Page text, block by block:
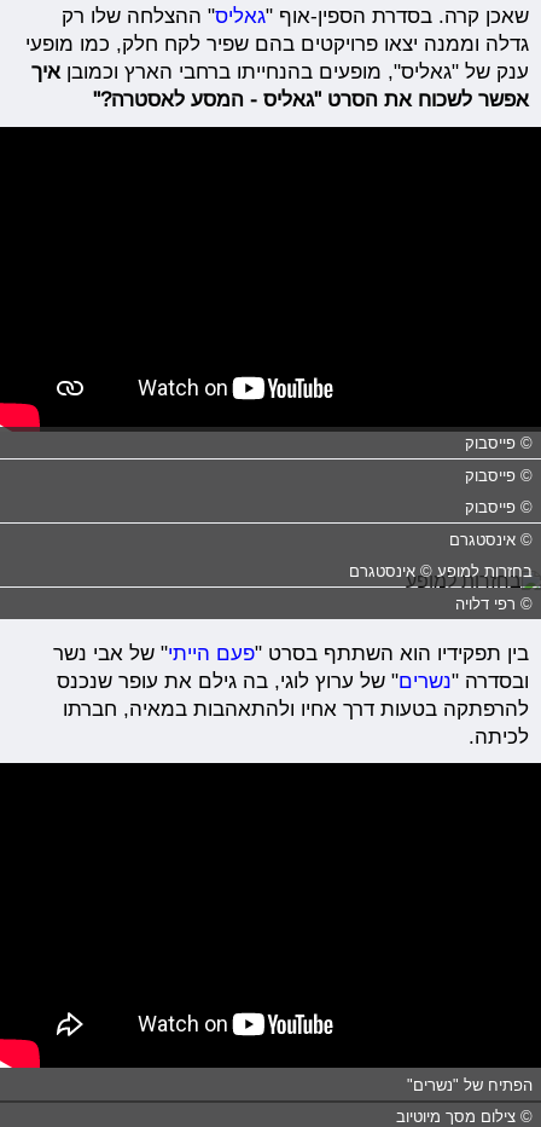
שאכן קרה. בסדרת הספין-אוף "גאליס" ההצלחה שלו רק
גדלה וממנה יצאו פרויקטים בהם שפיר לקח חלק, כמו מופעי
ענק של "גאליס", מופעים בהנחייתו ברחבי הארץ וכמובןאיך
אפשר לשכוח את הסרט "גאליס - המסע לאסטרה?"
© פייסבוק
© פייסבוק
© פייסבוק
© אינסטגרם
בחזרות למופע © אינסטגרם
© רפי דלויה
בין תפקידיו הוא השתתף בסרט "פעם הייתי" של אבי נשר
ובסדרה "נשרים" של ערוץ לוגי, בה גילם את עופר שנכנס
להרפתקה בטעות דרך אחיו ולהתאהבות במאיה, חברתו
לכיתה.
הפתיח של "נשרים"
© צילום מסך מיוטיוב